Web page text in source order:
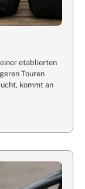
etablierten
Touren
kommt an